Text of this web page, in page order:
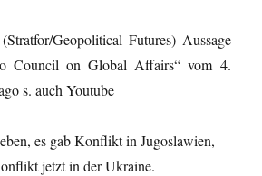
Geopolitical Futures) Aussage
Council on Global Affairs“ vom 4.
s. auch Youtube
es gab Konflikt in Jugoslawien,
jetzt in der Ukraine.